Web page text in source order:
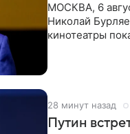
МОСКВА, 6
Николай
кинотеатры
28 минут назад
Путин